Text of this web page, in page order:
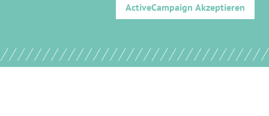
ActiveCampaign Akzeptieren